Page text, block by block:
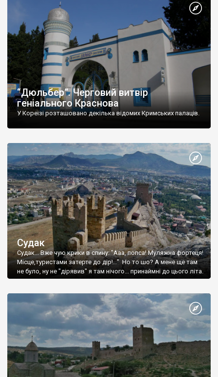
“Дюльбер”. Черговий витвір
геніального Краснова
У Кореїзі розташовано декілька відомих Кримських палаців.
Судак
Судак... Вже чую крики в спину: "Ааа, попса! Муляжна фортеця!
Місце,туристами затерте до дір!..." Но то шо? А мене ще там
не було, ну не "дірявив" я там нічого... принаймні до цього літа.